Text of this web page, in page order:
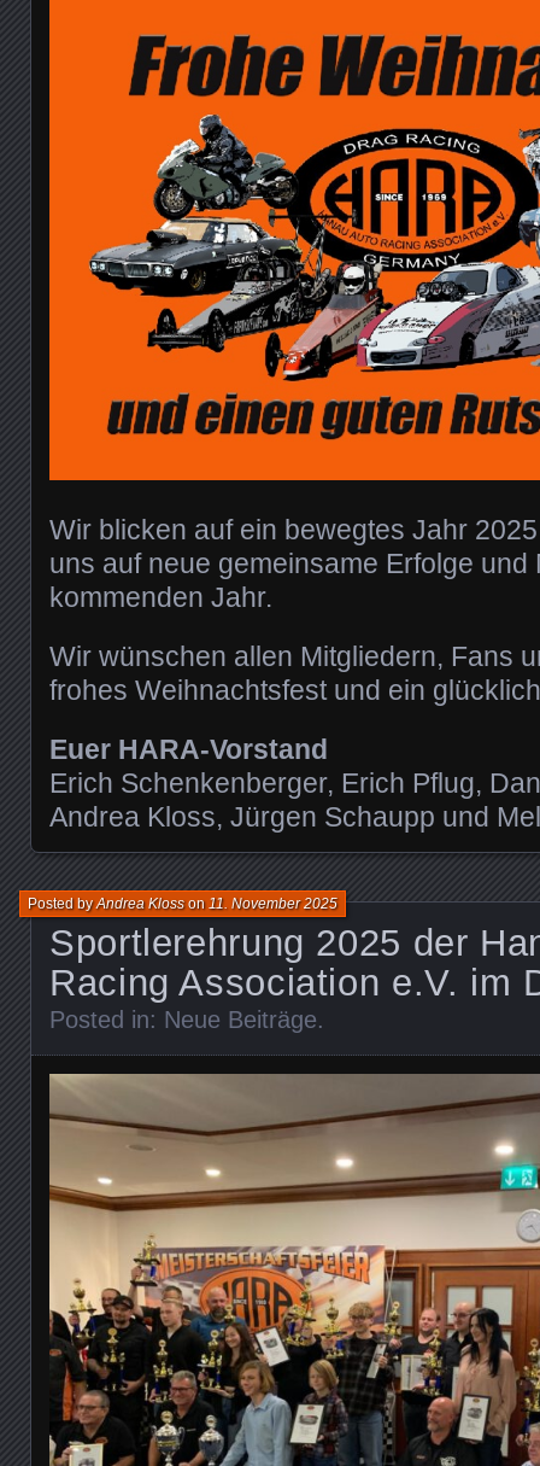
Wir blicken auf ein bewegtes Jahr
uns auf neue gemeinsame Erfolge und
kommenden Jahr.
Wir wünschen allen Mitgliedern, Fans
frohes Weihnachtsfest und ein
Euer HARA-Vorstand
Erich Schenkenberger, Erich Pflug,
Andrea Kloss, Jürgen Schaupp und
Sportlerehrung 2025 der
Racing Association e.V. im
Posted byAndrea Klosson 11. November 2025
Posted in: Neue Beiträge.